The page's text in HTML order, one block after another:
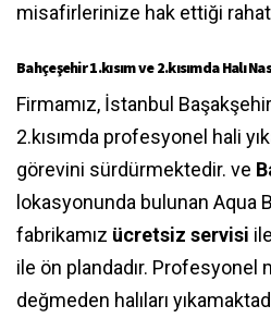
misafirlerinize hak ettiği
Bahçeşehir 1.kısım ve 2.kısımda Halı
Firmamız, İstanbul
2.kısımda profesyonel hali
görevini sürdürmektedir. ve
lokasyonunda bulunan Aqua
fabrikamız ücretsiz servisi
ile ön plandadır. Profesyonel
değmeden halıları